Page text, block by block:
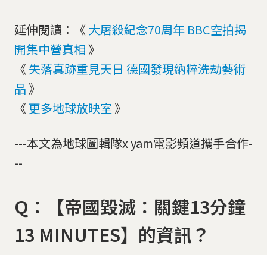
延伸閱讀：《 大屠殺紀念70周年 BBC空拍揭
開集中營真相 》
《 失落真跡重見天日 德國發現納粹洗劫藝術
品 》
《 更多地球放映室 》
---本文為地球圖輯隊x yam電影頻道攜手合作-
--
Q：【帝國毀滅：關鍵13分鐘
13 MINUTES】的資訊？